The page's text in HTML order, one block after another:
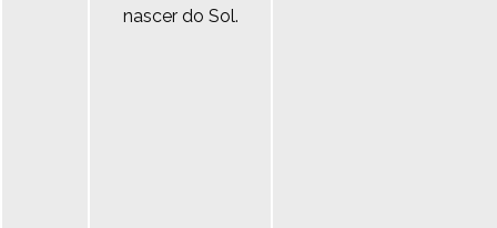
nascer do Sol.